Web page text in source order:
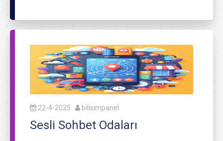
22-4-2025 bilisimpanel
Sesli Sohbet Odaları